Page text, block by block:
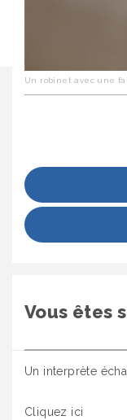
Un robinet avec une
Vous êtes
Un interprète
Cliquez ici